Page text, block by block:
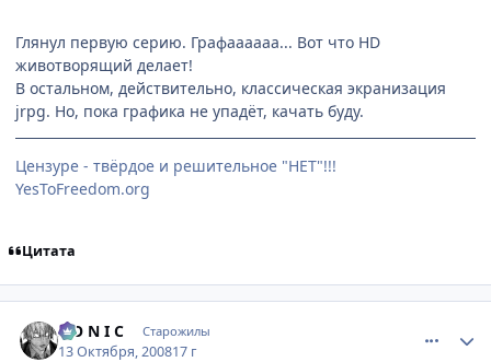
Глянул первую серию. Графаааааа... Вот что HD
животворящий делает!
В остальном, действительно, классическая экранизация
jrpg. Но, пока графика не упадёт, качать буду.
Цензуре - твёрдое и решительное "НЕТ"!!!
YesToFreedom.org
Цитата
S O N I C Старожилы
13 Октября, 200817 г